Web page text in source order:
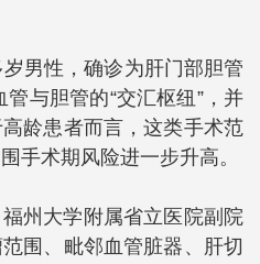
男性，确诊为肝门部胆管
与胆管的“交汇枢纽”，并
龄患者而言，这类手术范
手术期风险进一步升高。
州大学附属省立医院副院
围、毗邻血管脏器、肝切